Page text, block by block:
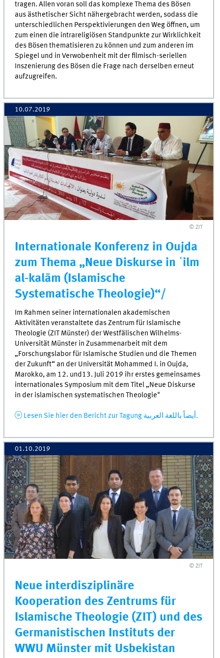
tragen. Allen voran soll das komplexe Thema des Bösen
aus ästhetischer Sicht nähergebracht werden, sodass die
unterschiedlichen Perspektivierungen den Weg öffnen, um
zum einen die intrareligiösen Standpunkte zur Wirklichkeit
des Bösen thematisieren zu können und zum anderen im
Spiegel und in Verwobenheit mit der filmisch-seriellen
Inszenierung des Bösen die Frage nach derselben erneut
aufzugreifen.
10.07.2019
© ZIT
Internationale Konferenz in Oujda
zum Thema „Neue Diskurse in ʿilm
al-kalām (Islamische
Systematische Theologie)“/
Im Rahmen seiner internationalen akademischen
Aktivitäten veranstaltete das Zentrum für Islamische
Theologie (ZIT Münster) der Westfälischen Wilhelms-
Universität Münster in Zusammenarbeit mit dem
„Forschungslabor für Islamische Studien und die Themen
der Zukunft“ an der Universität Mohammed I. in Oujda,
Marokko, am 12. und13. Juli 2019 ihr erstes gemeinsames
internationales Symposium mit dem Titel „Neue Diskurse
in der islamischen systematischen Theologie"
Lesen Sie hier den Bericht zur Tagung أيضاً باللغة العربية.
01.10.2019
© ZIT
Neue interdisziplinäre
Kooperation des Zentrums für
Islamische Theologie (ZIT) und des
Germanistischen Instituts der
WWU Münster mit Usbekistan